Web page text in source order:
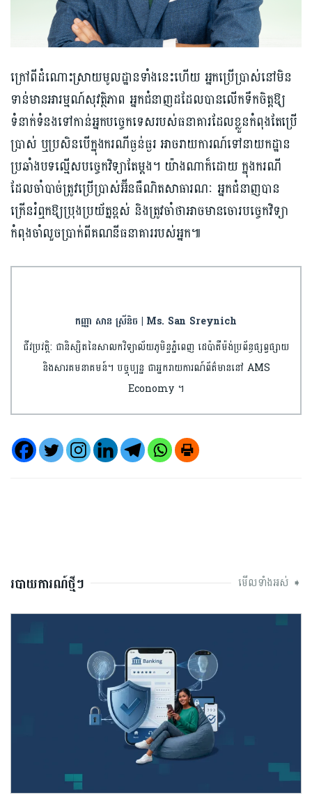
ក្រៅពីដំណោះស្រាយមូលដ្ឋានទាំងនេះហើយ អ្នកប្រើប្រាស់នៅមិន
ទាន់មានអារម្មណ៍សុវត្ថិភាព អ្នកជំនាញដដែលបានលើកទឹកចិត្តឱ្យ
ទំនាក់ទំនងទៅកាន់អ្នកបច្ចេកទេសរបស់ធនាគារដែលខ្លួន​កំពុងតែប្រើ
ប្រាស់ ឬប្រសិនបើក្នុងករណីធ្ងន់ធ្ងរ អាចរាយការណ៍ទៅនាយកដ្ឋាន
ប្រឆាំងបទល្មើស​បច្ចេកវិទ្យា​តែម្ដង។ យ៉ាងណាក៏ដោយ ក្នុងករណី
ដែលចាំបាច់ត្រូវប្រើប្រាស់អ៊ីនធឺណិតសាធារណៈ អ្នកជំនាញបាន
ក្រើនរំឮកឱ្យប្រុងប្រយ័ត្នខ្ពស់ និងត្រូវចាំថាអាចមានចោរបច្ចេកវិទ្យា
កំពុងចាំលួចប្រាក់ពីគណនីធនាគាររបស់អ្នក៕
កញ្ញា សាន ស្រីនិច | Ms. San Sreynich
ជីវប្រវត្តិ: ជានិស្សិតនៃសាលកវិទ្យាល័យភូមិន្ទភ្នំពេញ ដេប៉ាតឺម៉ង់ប្រព័ន្ធផ្សព្វផ្សាយ
និងសារគមនាគមន៍។ បច្ចុប្បន្ន ជាអ្នករាយការណ៍ព័ត៌មាននៅ AMS
Economy ។
របាយការណ៍ថ្មីៗ មើលទាំងអស់ ➧